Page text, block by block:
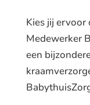
Kies jij
Medewerker
een